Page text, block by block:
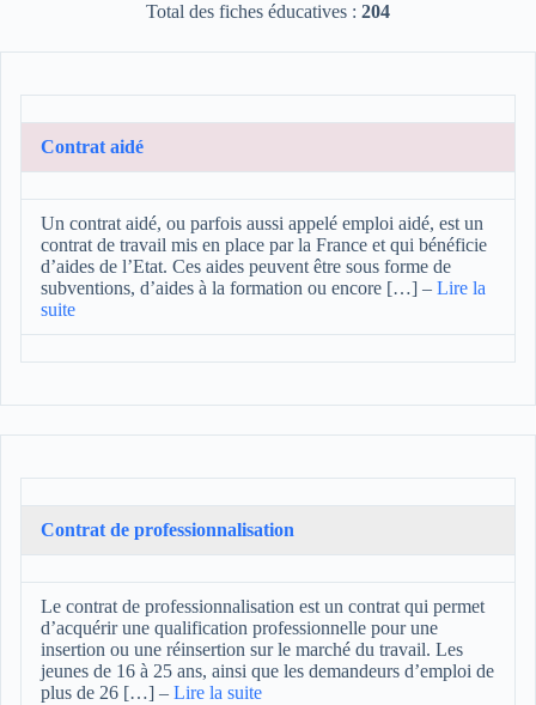
Total des fiches éducatives : 204
Contrat aidé
Un contrat aidé, ou parfois aussi appelé emploi aidé, est un
contrat de travail mis en place par la France et qui bénéficie
d’aides de l’Etat. Ces aides peuvent être sous forme de
subventions, d’aides à la formation ou encore […] – Lire la
suite
Contrat de professionnalisation
Le contrat de professionnalisation est un contrat qui permet
d’acquérir une qualification professionnelle pour une
insertion ou une réinsertion sur le marché du travail. Les
jeunes de 16 à 25 ans, ainsi que les demandeurs d’emploi de
plus de 26 […] – Lire la suite